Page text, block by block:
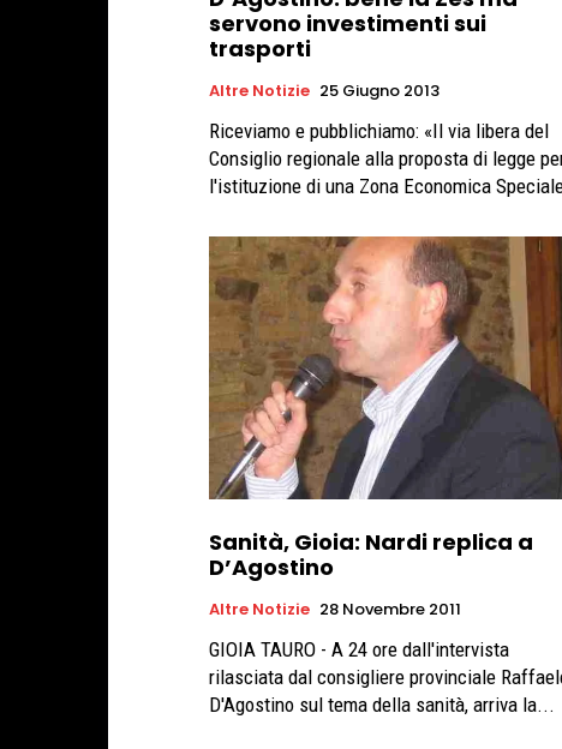
servono investimenti sui
trasporti
Altre Notizie 25 Giugno 2013
Riceviamo e pubblichiamo: «Il via libera del
Consiglio regionale alla proposta di legge
l'istituzione di una Zona Economica
Sanità, Gioia: Nardi replica a
D’Agostino
Altre Notizie 28 Novembre 2011
GIOIA TAURO - A 24 ore dall'intervista
rilasciata dal consigliere provinciale
D'Agostino sul tema della sanità, arriva la...